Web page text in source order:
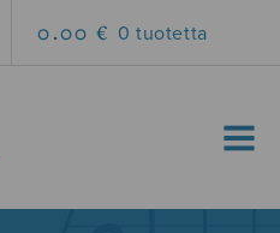
0.00 € 0 tuotetta
MENU